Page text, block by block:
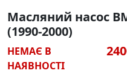
Масляний насос
(1990-2000)
НЕМАЄ В
НАЯВНОСТІ